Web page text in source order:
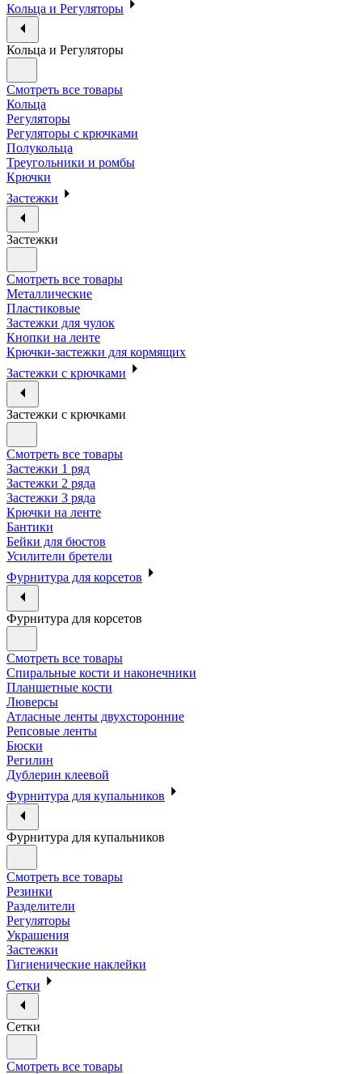
Кольца и Регуляторы
Кольца и Регуляторы
Смотреть все товары
Кольца
Регуляторы
Регуляторы с крючками
Полукольца
Треугольники и ромбы
Крючки
Застежки
Застежки
Смотреть все товары
Металлические
Пластиковые
Застежки для чулок
Кнопки на ленте
Крючки-застежки для кормящих
Застежки с крючками
Застежки с крючками
Смотреть все товары
Застежки 1 ряд
Застежки 2 ряда
Застежки 3 ряда
Крючки на ленте
Бантики
Бейки для бюстов
Усилители бретели
Фурнитура для корсетов
Фурнитура для корсетов
Смотреть все товары
Спиральные кости и наконечники
Планшетные кости
Люверсы
Атласные ленты двухсторонние
Репсовые ленты
Бюски
Регилин
Дублерин клеевой
Фурнитура для купальников
Фурнитура для купальников
Смотреть все товары
Резинки
Разделители
Регуляторы
Украшения
Застежки
Гигиенические наклейки
Сетки
Сетки
Смотреть все товары